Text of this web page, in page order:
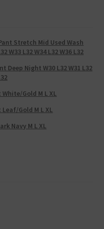
Stretch Mid Used Wash
W33 L32 W34 L32 W36 L32
Deep Night W30 L32 W31 L32
Gold M L XL
Gold M L XL
Navy M L XL